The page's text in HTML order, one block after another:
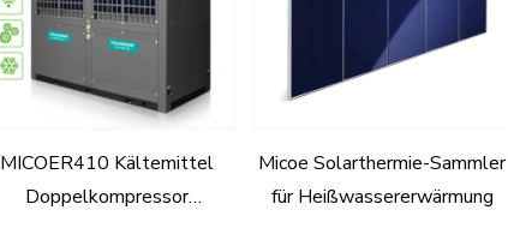
MICOER410 Kältemittel
Doppelkompressor
Micoe Solarthermie-Sammler
für Heißwassererwärmung